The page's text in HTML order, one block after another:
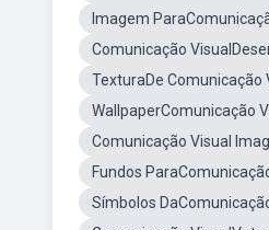
Imagem
Comunicação
TexturaDe Comunicação
WallpaperComunicação
Comunicação Visual
Fundos
Símbolos